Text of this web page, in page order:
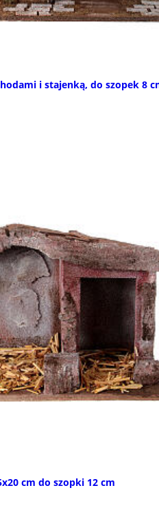
i stajenką, do szopek 8
cm do szopki 12 cm